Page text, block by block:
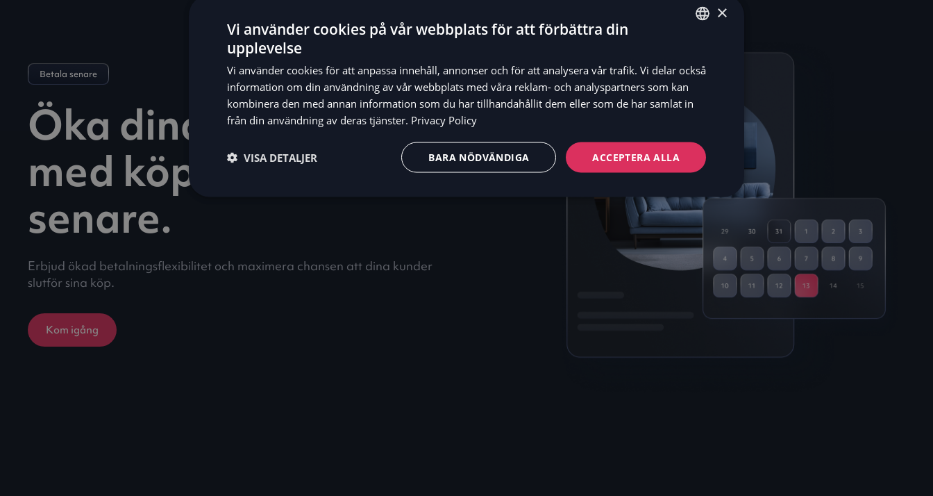
Betala senare
Öka dina intäkter
med köp nu, betala
senare.
Erbjud ökad betalningsflexibilitet och maximera chansen att dina kunder
slutför sina köp.
Kom igång
SV
FI
×
Vi använder cookies på vår webbplats för att förbättra din
upplevelse
Vi använder cookies för att anpassa innehåll, annonser och för att analysera vår trafik. Vi delar också
information om din användning av vår webbplats med våra reklam- och analyspartners som kan
kombinera den med annan information som du har tillhandahållit dem eller som de har samlat in
från din användning av deras tjänster. Privacy Policy
ACCEPTERA ALLA
BARA NÖDVÄNDIGA
VISA DETALJER